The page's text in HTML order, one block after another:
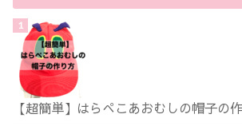
【超簡単】はらぺこあおむしの帽子の